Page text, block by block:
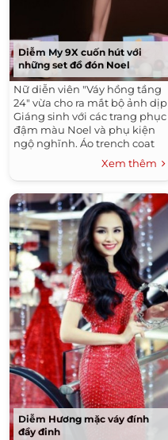
Diễm My 9X cuốn hút với
những set đồ đón Noel
Nữ diễn viên "Váy hồng tầng
24" vừa cho ra mắt bộ ảnh dịp
Giáng sinh với các trang phục
đậm màu Noel và phụ kiện
ngộ nghĩnh. Áo trench coat
đỏ màu Giáng sinh, váy hoạ
tiết tartan - xu hướng hot
của...
Xem thêm
Diễm Hương mặc váy đính
đầy đinh